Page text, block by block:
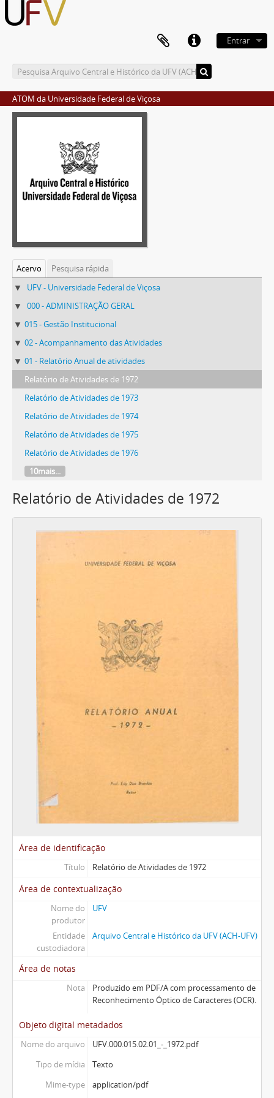
Entrar
ATOM da Universidade Federal de Viçosa
Acervo
Pesquisa rápida
UFV - Universidade Federal de Viçosa
000 - ADMINISTRAÇÃO GERAL
015 - Gestão Institucional
02 - Acompanhamento das Atividades
01 - Relatório Anual de atividades
Relatório de Atividades de 1972
Relatório de Atividades de 1973
Relatório de Atividades de 1974
Relatório de Atividades de 1975
Relatório de Atividades de 1976
10mais...
Relatório de Atividades de 1972
Área de identificação
Título Relatório de Atividades de 1972
Área de contextualização
Nome do
produtor
UFV
Entidade
custodiadora
Arquivo Central e Histórico da UFV (ACH-UFV)
Área de notas
Nota
Produzido em PDF/A com processamento de
Reconhecimento Óptico de Caracteres (OCR).
Objeto digital metadados
Nome do arquivo
UFV.000.015.02.01_-_1972.pdf
Tipo de mídia
Texto
Mime-type
application/pdf